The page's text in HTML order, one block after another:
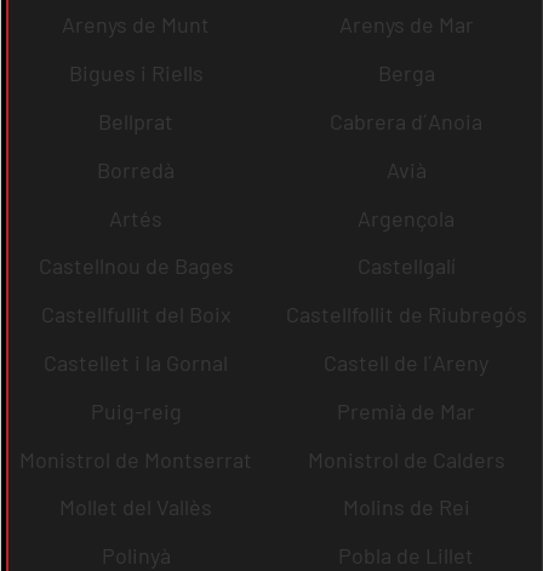
Arenys de Munt
Arenys de Mar
Bigues i Riells
Berga
Bellprat
Cabrera d´Anoia
Borredà
Avià
Artés
Argençola
Castellnou de Bages
Castellgalí
Castellfullit del Boix
Castellfollit de Riubregós
Castellet i la Gornal
Castell de l´Areny
Puig-reig
Premià de Mar
Monistrol de Montserrat
Monistrol de Calders
Mollet del Vallès
Molins de Rei
Polinyà
Pobla de Lillet